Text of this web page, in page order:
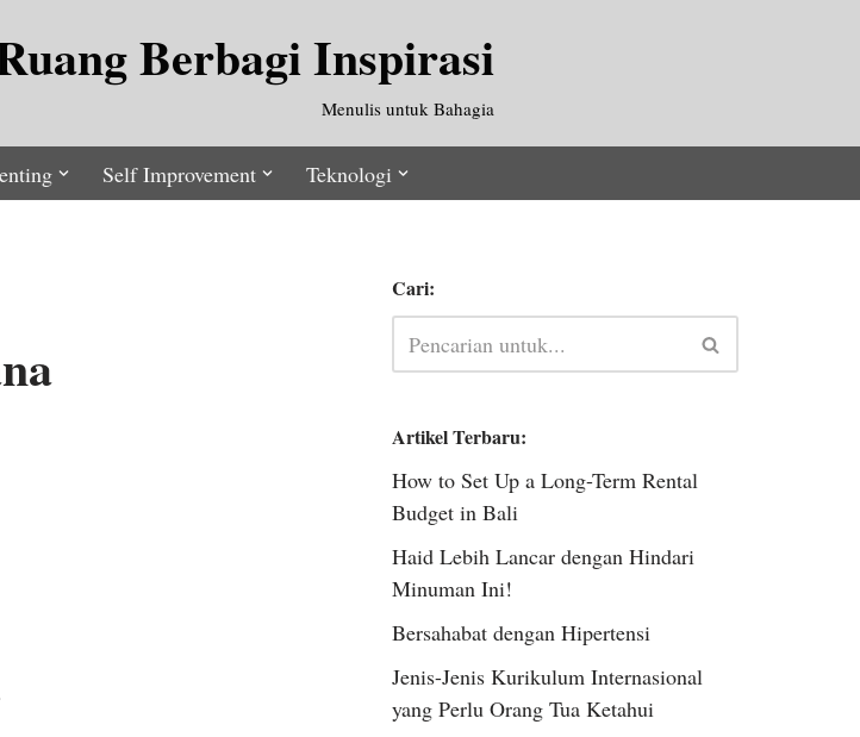
Berbagi Inspirasi
Menulis untuk Bahagia
Self Improvement Teknologi
Cari:
Artikel Terbaru:
How to Set Up a Long-Term Rental
Budget in Bali
Haid Lebih Lancar dengan Hindari
Minuman Ini!
Bersahabat dengan Hipertensi
Jenis-Jenis Kurikulum Internasional
yang Perlu Orang Tua Ketahui